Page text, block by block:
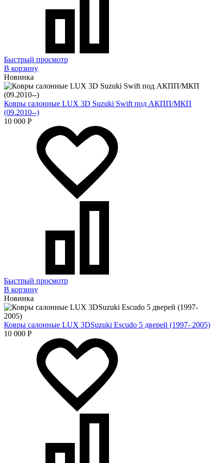
Быстрый просмотр
В корзину
Новинка
Ковры салонные LUX 3D Suzuki Swift под АКПП/МКП
(09.2010--)
10 000 Р
Быстрый просмотр
В корзину
Новинка
Ковры салонные LUX 3DSuzuki Escudo 5 дверей (1997- 2005)
10 000 Р